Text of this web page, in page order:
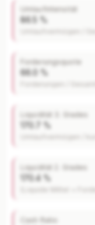
Umlaufintensität
86.5 %
Forderungsquote
66.0 %
Liquidität 3. Grades
170.7 %
Liquidität 2. Grades
170.4 %
Cash Ratio